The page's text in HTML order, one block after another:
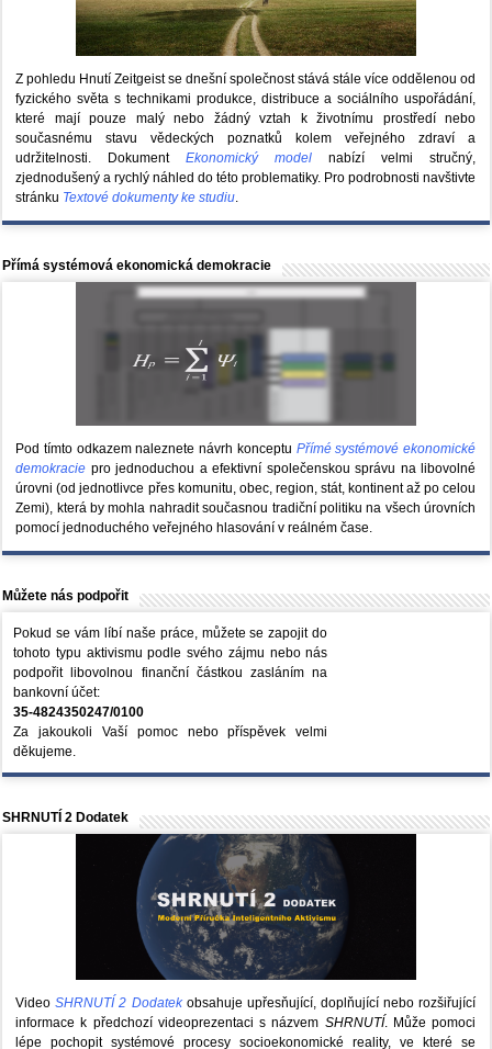
Z pohledu Hnutí Zeitgeist se dnešní společnost stává stále více oddělenou od
fyzického světa s technikami produkce, distribuce a sociálního uspořádání,
které mají pouze malý nebo žádný vztah k životnímu prostředí nebo
současnému stavu vědeckých poznatků kolem veřejného zdraví a
udržitelnosti. DokumentEkonomický model nabízí velmi stručný,
zjednodušený a rychlý náhled do této problematiky. Pro podrobnosti navštivte
stránku Textové dokumenty ke studiu.
Přímá systémová ekonomická demokracie
Pod tímto odkazem naleznete návrh konceptu Přímé systémové ekonomické
demokracie pro jednoduchou a efektivní společenskou správu na libovolné
úrovni (od jednotlivce přes komunitu, obec, region, stát, kontinent až po celou
Zemi), která by mohla nahradit současnou tradiční politiku na všech úrovních
pomocí jednoduchého veřejného hlasování v reálném čase.
Můžete nás podpořit
Pokud se vám líbí naše práce, můžete se zapojit do
tohoto typu aktivismu podle svého zájmu nebo nás
podpořit libovolnou finanční částkou zasláním na
bankovní účet:
35-4824350247/0100
Za jakoukoli Vaší pomoc nebo příspěvek velmi
děkujeme.
SHRNUTÍ 2 Dodatek
VideoSHRNUTÍ 2 Dodatekobsahuje upřesňující, doplňující nebo rozšiřující
informace k předchozí videoprezentaci s názvem SHRNUTÍ. Může pomoci
lépe pochopit systémové procesy socioekonomické reality, ve které se